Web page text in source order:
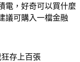
電，好奇可以買什麼
議可購入一檔金融
存上百張